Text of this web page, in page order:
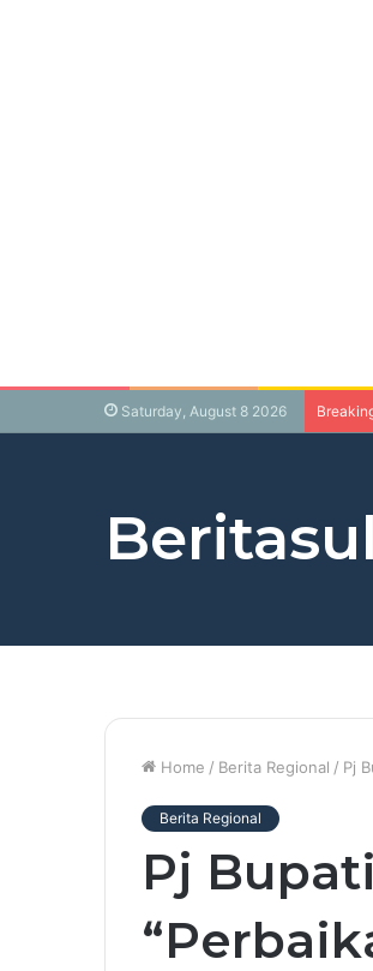
Saturday, August 8 2026
Home / Berita Regional / Pj
Berita Regional
Pj